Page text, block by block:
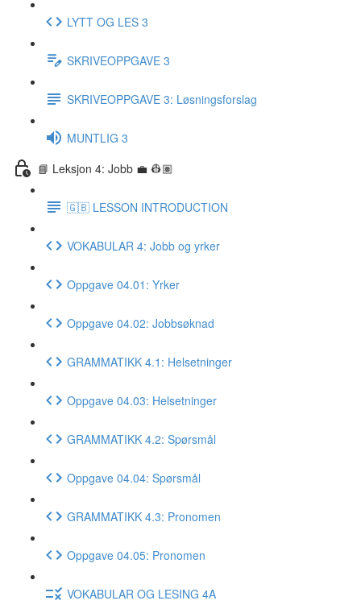
LYTT OG LES 3
SKRIVEOPPGAVE 3
SKRIVEOPPGAVE 3: Løsningsforslag
MUNTLIG 3
📘 Leksjon 4: Jobb 💼 👷🏽
🇬🇧 LESSON INTRODUCTION
VOKABULAR 4: Jobb og yrker
Oppgave 04.01: Yrker
Oppgave 04.02: Jobbsøknad
GRAMMATIKK 4.1: Helsetninger
Oppgave 04.03: Helsetninger
GRAMMATIKK 4.2: Spørsmål
Oppgave 04.04: Spørsmål
GRAMMATIKK 4.3: Pronomen
Oppgave 04.05: Pronomen
VOKABULAR OG LESING 4A